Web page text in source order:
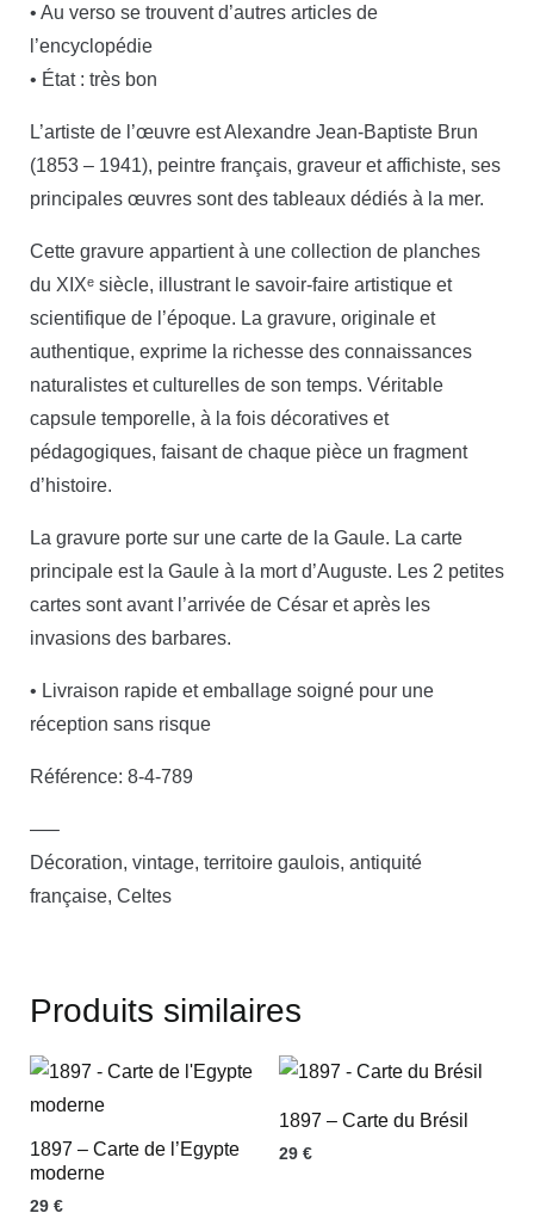
• Au verso se trouvent d’autres articles de
l’encyclopédie
• État : très bon
L’artiste de l’œuvre est Alexandre Jean-Baptiste Brun
(1853 – 1941), peintre français, graveur et affichiste, ses
principales œuvres sont des tableaux dédiés à la mer.
Cette gravure appartient à une collection de planches
du XIXᵉ siècle, illustrant le savoir-faire artistique et
scientifique de l’époque. La gravure, originale et
authentique, exprime la richesse des connaissances
naturalistes et culturelles de son temps. Véritable
capsule temporelle, à la fois décoratives et
pédagogiques, faisant de chaque pièce un fragment
d’histoire.
La gravure porte sur une carte de la Gaule. La carte
principale est la Gaule à la mort d’Auguste. Les 2 petites
cartes sont avant l’arrivée de César et après les
invasions des barbares.
• Livraison rapide et emballage soigné pour une
réception sans risque
Référence: 8-4-789
—–
Décoration, vintage, territoire gaulois, antiquité
française, Celtes
Produits similaires
1897 – Carte de l’Egypte
moderne
29 €
1897 – Carte du Brésil
29 €